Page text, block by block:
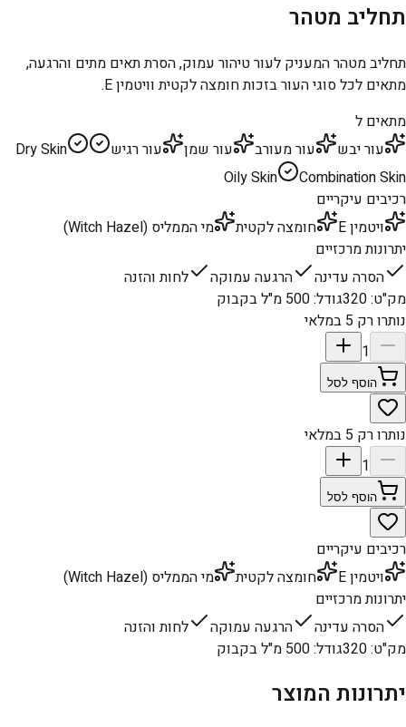
תחליב מטהר
תחליב מטהר המעניק לעור טיהור עמוק, הסרת תאים מתים והרגעה,
מתאים לכל סוגי העור בזכות חומצה לקטית וויטמין E.
מתאים ל
עור יבש
עור מעורב עור שמן עור רגיש
Dry Skin
Oily Skin
Combination Skin
רכיבים עיקריים
ויטמין E
חומצה לקטית
מי הממליס (Witch Hazel)
יתרונות מרכזיים
הסרה עדינה
הרגעה עמוקה
לחות והזנה
מק"ט:
320גודל:500 מ"ל בקבוק
נותרו רק 5 במלאי
1
הוסף לסל
נותרו רק 5 במלאי
1
הוסף לסל
רכיבים עיקריים
ויטמין E
חומצה לקטית
מי הממליס (Witch Hazel)
יתרונות מרכזיים
הסרה עדינה
הרגעה עמוקה
לחות והזנה
מק"ט:
320גודל:500 מ"ל בקבוק
יתרונות המוצר